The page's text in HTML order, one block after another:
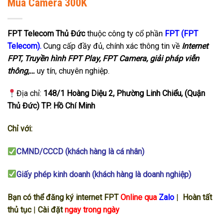
FPT Telecom Thủ Đứcthuộc công ty cổ phần FPT (FPT
Telecom). Cung cấp đầy đủ, chính xác thông tin về Internet
FPT, Truyền hình FPT Play, FPT Camera, giải pháp viễn
thông,… uy tín, chuyên nghiệp.
Địa chỉ: 148/1 Hoàng Diệu 2, Phường Linh Chiểu, (Quận
Thủ Đức) TP. Hồ Chí Minh
Chỉ với:
CMND/CCCD (khách hàng là cá nhân)
Giấy phép kinh doanh (khách hàng là doanh nghiệp)
Bạn có thể đăng ký internet FPTOnline qua Zalo | Hoàn tất
thủ tục| Cài đặtngay trong ngày